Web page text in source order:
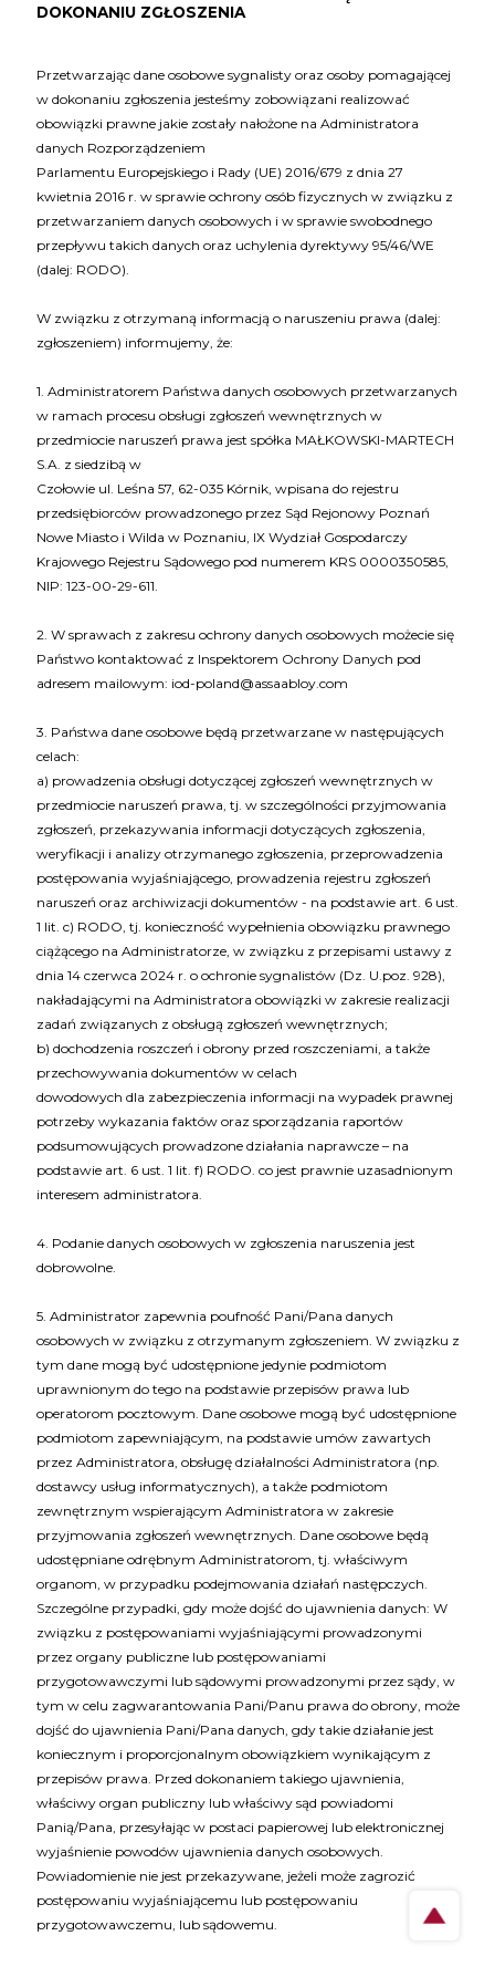
DOKONANIU ZGŁOSZENIA
Przetwarzając dane osobowe sygnalisty oraz osoby pomagającej
w dokonaniu zgłoszenia jesteśmy zobowiązani realizować
obowiązki prawne jakie zostały nałożone na Administratora
danych Rozporządzeniem
Parlamentu Europejskiego i Rady (UE) 2016/679 z dnia 27
kwietnia 2016 r. w sprawie ochrony osób fizycznych w związku z
przetwarzaniem danych osobowych i w sprawie swobodnego
przepływu takich danych oraz uchylenia dyrektywy 95/46/WE
(dalej: RODO).
W związku z otrzymaną informacją o naruszeniu prawa (dalej:
zgłoszeniem) informujemy, że:
1. Administratorem Państwa danych osobowych przetwarzanych
w ramach procesu obsługi zgłoszeń wewnętrznych w
przedmiocie naruszeń prawa jest spółka MAŁKOWSKI-MARTECH
S.A. z siedzibą w
Czołowie ul. Leśna 57, 62-035 Kórnik, wpisana do rejestru
przedsiębiorców prowadzonego przez Sąd Rejonowy Poznań
Nowe Miasto i Wilda w Poznaniu, IX Wydział Gospodarczy
Krajowego Rejestru Sądowego pod numerem KRS 0000350585,
NIP: 123-00-29-611.
2. W sprawach z zakresu ochrony danych osobowych możecie się
Państwo kontaktować z Inspektorem Ochrony Danych pod
adresem mailowym: iod-poland@assaabloy.com
3. Państwa dane osobowe będą przetwarzane w następujących
celach:
a) prowadzenia obsługi dotyczącej zgłoszeń wewnętrznych w
przedmiocie naruszeń prawa, tj. w szczególności przyjmowania
zgłoszeń, przekazywania informacji dotyczących zgłoszenia,
weryfikacji i analizy otrzymanego zgłoszenia, przeprowadzenia
postępowania wyjaśniającego, prowadzenia rejestru zgłoszeń
naruszeń oraz archiwizacji dokumentów - na podstawie art. 6 ust.
1 lit. c) RODO, tj. konieczność wypełnienia obowiązku prawnego
ciążącego na Administratorze, w związku z przepisami ustawy z
dnia 14 czerwca 2024 r. o ochronie sygnalistów (Dz. U.poz. 928),
nakładającymi na Administratora obowiązki w zakresie realizacji
zadań związanych z obsługą zgłoszeń wewnętrznych;
b) dochodzenia roszczeń i obrony przed roszczeniami, a także
przechowywania dokumentów w celach
dowodowych dla zabezpieczenia informacji na wypadek prawnej
potrzeby wykazania faktów oraz sporządzania raportów
podsumowujących prowadzone działania naprawcze – na
podstawie art. 6 ust. 1 lit. f) RODO. co jest prawnie uzasadnionym
interesem administratora.
4. Podanie danych osobowych w zgłoszenia naruszenia jest
dobrowolne.
5. Administrator zapewnia poufność Pani/Pana danych
osobowych w związku z otrzymanym zgłoszeniem. W związku z
tym dane mogą być udostępnione jedynie podmiotom
uprawnionym do tego na podstawie przepisów prawa lub
operatorom pocztowym. Dane osobowe mogą być udostępnione
podmiotom zapewniającym, na podstawie umów zawartych
przez Administratora, obsługę działalności Administratora (np.
dostawcy usług informatycznych), a także podmiotom
zewnętrznym wspierającym Administratora w zakresie
przyjmowania zgłoszeń wewnętrznych. Dane osobowe będą
udostępniane odrębnym Administratorom, tj. właściwym
organom, w przypadku podejmowania działań następczych.
Szczególne przypadki, gdy może dojść do ujawnienia danych: W
związku z postępowaniami wyjaśniającymi prowadzonymi
przez organy publiczne lub postępowaniami
przygotowawczymi lub sądowymi prowadzonymi przez sądy, w
tym w celu zagwarantowania Pani/Panu prawa do obrony, może
dojść do ujawnienia Pani/Pana danych, gdy takie działanie jest
koniecznym i proporcjonalnym obowiązkiem wynikającym z
przepisów prawa. Przed dokonaniem takiego ujawnienia,
właściwy organ publiczny lub właściwy sąd powiadomi
Panią/Pana, przesyłając w postaci papierowej lub elektronicznej
wyjaśnienie powodów ujawnienia danych osobowych.
Powiadomienie nie jest przekazywane, jeżeli może zagrozić
postępowaniu wyjaśniającemu lub postępowaniu
przygotowawczemu, lub sądowemu.